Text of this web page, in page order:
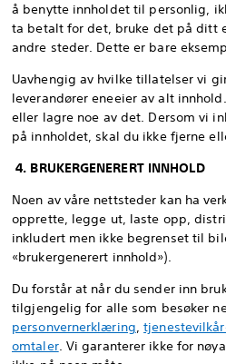
å benytte innholdet til personlig,
ta betalt for det, bruke det på ditt
andre steder. Dette er bare
Uavhengig av hvilke tillatelser vi
leverandører eneeier av alt
eller lagre noe av det. Dersom vi
på innholdet, skal du ikke fjerne
4. BRUKERGENERERT INNHOLD
Noen av våre nettsteder kan ha
opprette, legge ut, laste opp,
inkludert men ikke begrenset til
«brukergenerert innhold»).
Du forstår at når du sender inn
tilgjengelig for alle som besøker
personvernerklæring,
omtaler. Vi garanterer ikke for